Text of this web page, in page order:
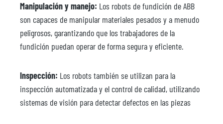
Manipulación y manejo: Los robots de fundición de ABB
son capaces de manipular materiales pesados y a menudo
peligrosos, garantizando que los trabajadores de la
fundición puedan operar de forma segura y eficiente.
Inspección: Los robots también se utilizan para la
inspección automatizada y el control de calidad, utilizando
sistemas de visión para detectar defectos en las piezas